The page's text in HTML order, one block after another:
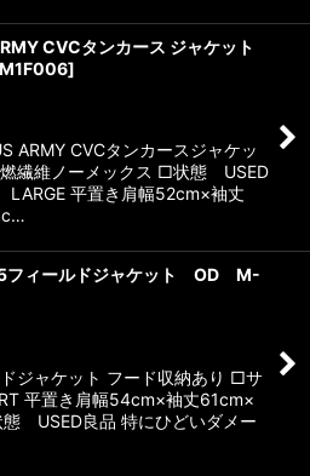
CVCタンカース ジャケット
]
ARMY CVCタンカースジャケッ
燃繊維ノーメックス □状態 USED
平置き肩幅52cm×袖丈
フィールドジャケット OD M-
ジャケット フード収納あり □サ
平置き肩幅54cm×袖丈61cm×
USED良品 特にひどいダメー